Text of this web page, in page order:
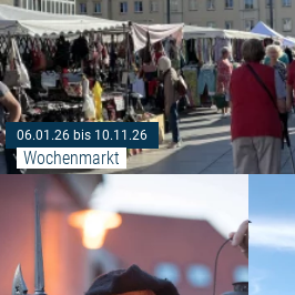
06.01.26 bis 10.11.26
Wochenmarkt